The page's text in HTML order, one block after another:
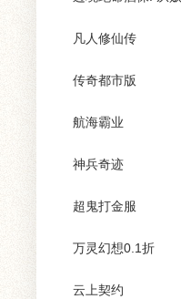
凡人修仙传
传奇都市版
航海霸业
神兵奇迹
超鬼打金服
万灵幻想0.1折
云上契约